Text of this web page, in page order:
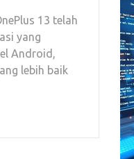
13 telah
yang
Android,
lebih baik